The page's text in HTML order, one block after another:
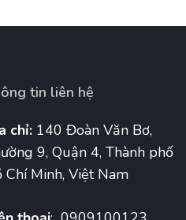
tin liên hệ
chỉ: 140 Đoàn Văn Bơ,
9, Quận 4, Thành phố
Chí Minh, Việt Nam